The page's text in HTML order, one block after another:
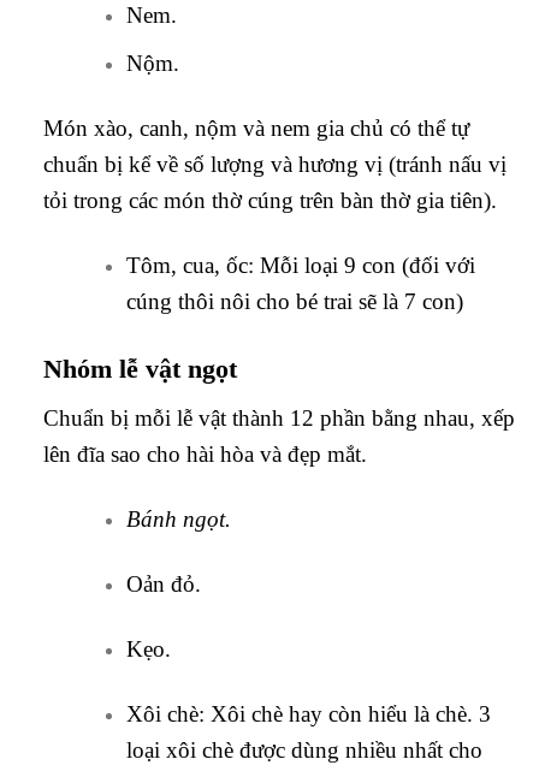
Nem.
Nộm.
Món xào, canh, nộm và nem gia chủ có thể tự
chuẩn bị kể về số lượng và hương vị (tránh nấu vị
tỏi trong các món thờ cúng trên bàn thờ gia tiên).
Tôm, cua, ốc: Mỗi loại 9 con (đối với
cúng thôi nôi cho bé trai sẽ là 7 con)
Nhóm lễ vật ngọt
Chuẩn bị mỗi lễ vật thành 12 phần bằng nhau, xếp
lên đĩa sao cho hài hòa và đẹp mắt.
Bánh ngọt.
Oản đỏ.
Kẹo.
Xôi chè: Xôi chè hay còn hiểu là chè. 3
loại xôi chè được dùng nhiều nhất cho